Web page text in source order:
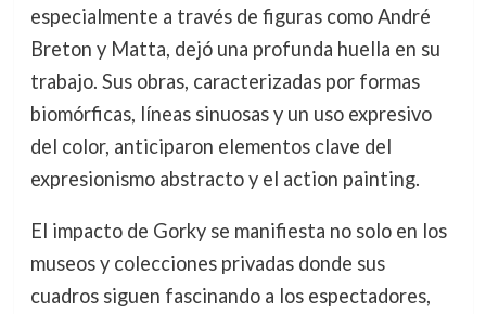
especialmente a través de figuras como André
Breton y Matta, dejó una profunda huella en su
trabajo. Sus obras, caracterizadas por formas
biomórficas, líneas sinuosas y un uso expresivo
del color, anticiparon elementos clave del
expresionismo abstracto y el action painting.
El impacto de Gorky se manifiesta no solo en los
museos y colecciones privadas donde sus
cuadros siguen fascinando a los espectadores,